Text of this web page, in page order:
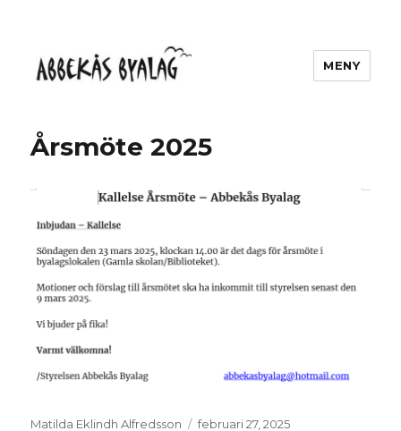
MENY
Årsmöte 2025
Författare
Matilda Eklindh Alfredsson Postat
februari 27, 2025